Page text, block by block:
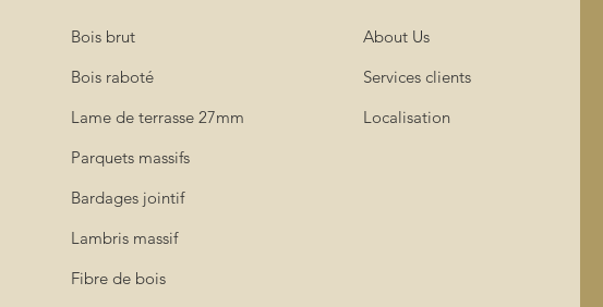
Bois brut
Bois raboté
Lame de terrasse 27mm
Parquets massifs
Bardages jointif
Lambris massif
Fibre de bois
About Us
Services clients
Localisation